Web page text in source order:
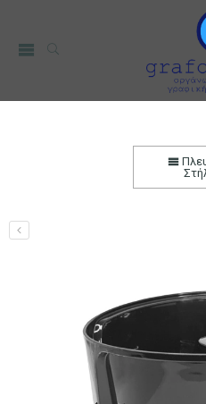
Ηλεκτρικό Στίφτη
Μικρο-Συσκευές